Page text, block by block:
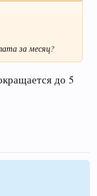
за месяц?
до 5